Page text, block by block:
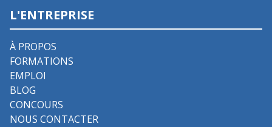
L'ENTREPRISE
À PROPOS
FORMATIONS
EMPLOI
BLOG
CONCOURS
NOUS CONTACTER